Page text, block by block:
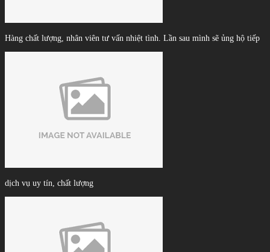
Hàng chất lượng, nhân viên tư vấn nhiệt tình. Lần sau mình sẽ ủng hộ tiếp
dịch vụ uy tín, chất lượng